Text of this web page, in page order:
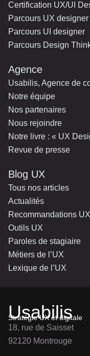
Certification UX/UI
Parcours UX designer
Parcours UI designer
Parcours Design
Agence
Usabilis, Agence de
Notre équipe
Nos partenaires
Nous rejoindre
Notre livre : « UX
Revue de presse
Blog UX
Tous nos articles
Actualités
Recommandations UX
Outils UX
Paroles de stagiaire
Métiers de l’UX
Lexique de l’UX
Usabilis
Stratégie UX et digitale
18, rue de Saisset
92120 Montrouge